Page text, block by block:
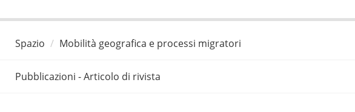
Spazio Mobilità geografica e processi migratori
Pubblicazioni - Articolo di rivista